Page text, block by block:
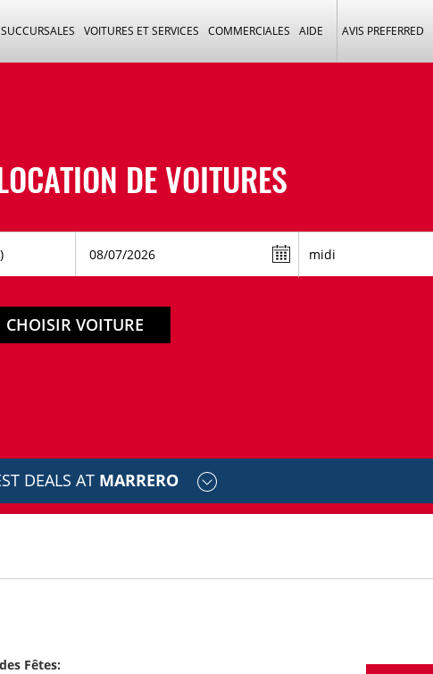
SUCCURSALES VOITURES ET SERVICES COMMERCIALES AIDE AVIS PREFERRED
DE VOITURES
CHOISIR VOITURE
DEALS AT MARRERO
Fêtes: